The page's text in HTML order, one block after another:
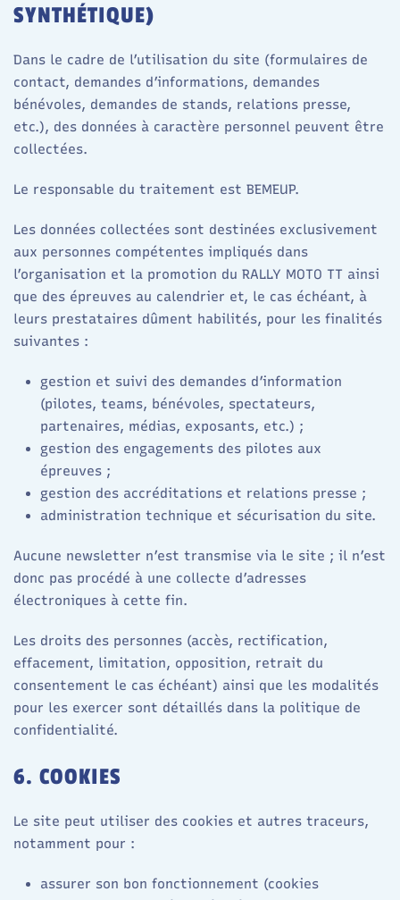
SYNTHÉTIQUE)
Dans le cadre de l’utilisation du site (formulaires de
contact, demandes d’informations, demandes
bénévoles, demandes de stands, relations presse,
etc.), des données à caractère personnel peuvent être
collectées.
Le responsable du traitement est BEMEUP.
Les données collectées sont destinées exclusivement
aux personnes compétentes impliqués dans
l’organisation et la promotion du RALLY MOTO TT ainsi
que des épreuves au calendrier et, le cas échéant, à
leurs prestataires dûment habilités, pour les finalités
suivantes :
gestion et suivi des demandes d’information
(pilotes, teams, bénévoles, spectateurs,
partenaires, médias, exposants, etc.) ;
gestion des engagements des pilotes aux
épreuves ;
gestion des accréditations et relations presse ;
administration technique et sécurisation du site.
Aucune newsletter n’est transmise via le site ; il n’est
donc pas procédé à une collecte d’adresses
électroniques à cette fin.
Les droits des personnes (accès, rectification,
effacement, limitation, opposition, retrait du
consentement le cas échéant) ainsi que les modalités
pour les exercer sont détaillés dans la politique de
confidentialité.
6. COOKIES
Le site peut utiliser des cookies et autres traceurs,
notamment pour :
assurer son bon fonctionnement (cookies